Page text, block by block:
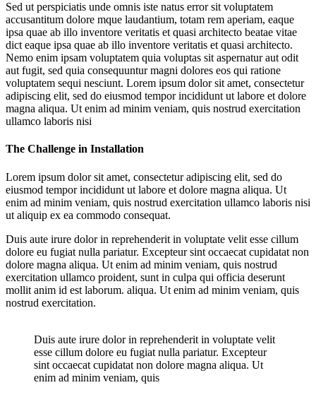
Sed ut perspiciatis unde omnis iste natus error sit voluptatem
accusantitum dolore mque laudantium, totam rem aperiam, eaque
ipsa quae ab illo inventore veritatis et quasi architecto beatae vitae
dict eaque ipsa quae ab illo inventore veritatis et quasi architecto.
Nemo enim ipsam voluptatem quia voluptas sit aspernatur aut odit
aut fugit, sed quia consequuntur magni dolores eos qui ratione
voluptatem sequi nesciunt. Lorem ipsum dolor sit amet, consectetur
adipiscing elit, sed do eiusmod tempor incididunt ut labore et dolore
magna aliqua. Ut enim ad minim veniam, quis nostrud exercitation
ullamco laboris nisi
The Challenge in Installation
Lorem ipsum dolor sit amet, consectetur adipiscing elit, sed do
eiusmod tempor incididunt ut labore et dolore magna aliqua. Ut
enim ad minim veniam, quis nostrud exercitation ullamco laboris nisi
ut aliquip ex ea commodo consequat.
Duis aute irure dolor in reprehenderit in voluptate velit esse cillum
dolore eu fugiat nulla pariatur. Excepteur sint occaecat cupidatat non
dolore magna aliqua. Ut enim ad minim veniam, quis nostrud
exercitation ullamco proident, sunt in culpa qui officia deserunt
mollit anim id est laborum. aliqua. Ut enim ad minim veniam, quis
nostrud exercitation.
Duis aute irure dolor in reprehenderit in voluptate velit
esse cillum dolore eu fugiat nulla pariatur. Excepteur
sint occaecat cupidatat non dolore magna aliqua. Ut
enim ad minim veniam, quis